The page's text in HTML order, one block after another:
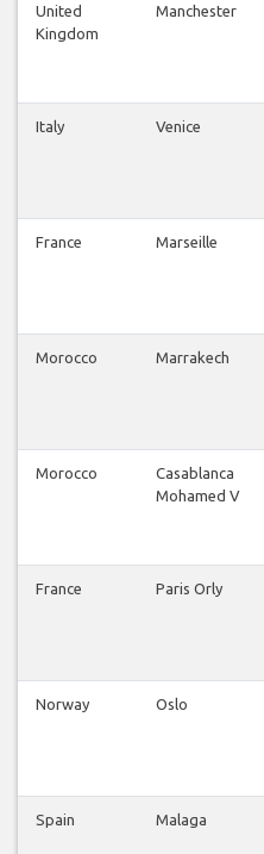
United
Kingdom
Manchester
Italy Venice
France Marseille
Morocco Marrakech
Morocco
Casablanca
Mohamed V
France Paris Orly
Norway Oslo
Spain Malaga